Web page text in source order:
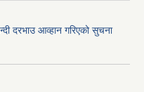
दरभाउ आव्हान गरिएको सुचना